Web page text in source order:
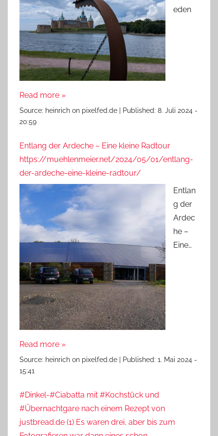
eden
Read more »
Source: heinrich on pixelfed.de Published: 8. Juli 2024 -
20:59
Entlang der Ardeche – Eine kleine Radtour
https://muehlenmeier.net/2024/05/01/entlang-
der-ardeche-eine-kleine-radtour/
Entlan
g der
Ardec
he –
Eine…
Read more »
Source: heinrich on pixelfed.de Published: 1. Mai 2024 -
15:41
#Dinkel-#Ciabatta mit #Kochstück und
#Übernachtgare nach einem Rezept von
justbread.de (1) Es waren drei, aber bis zum